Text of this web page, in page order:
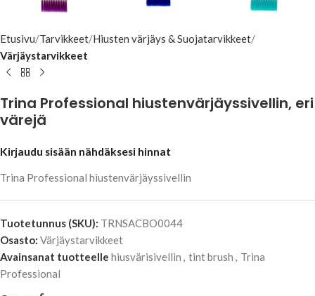
Etusivu Tarvikkeet Hiusten värjäys & Suojatarvikkeet
Värjäystarvikkeet
Trina Professional hiustenvärjäyssivellin, eri
värejä
Kirjaudu sisään nähdäksesi hinnat
Trina Professional hiustenvärjäyssivellin
Tuotetunnus (SKU): TRNSACBO0044
Osasto: Värjäystarvikkeet
Avainsanat tuotteelle hiusvärisivellin , tint brush , Trina
Professional